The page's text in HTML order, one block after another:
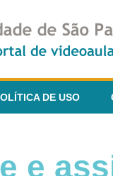
DE USO
e